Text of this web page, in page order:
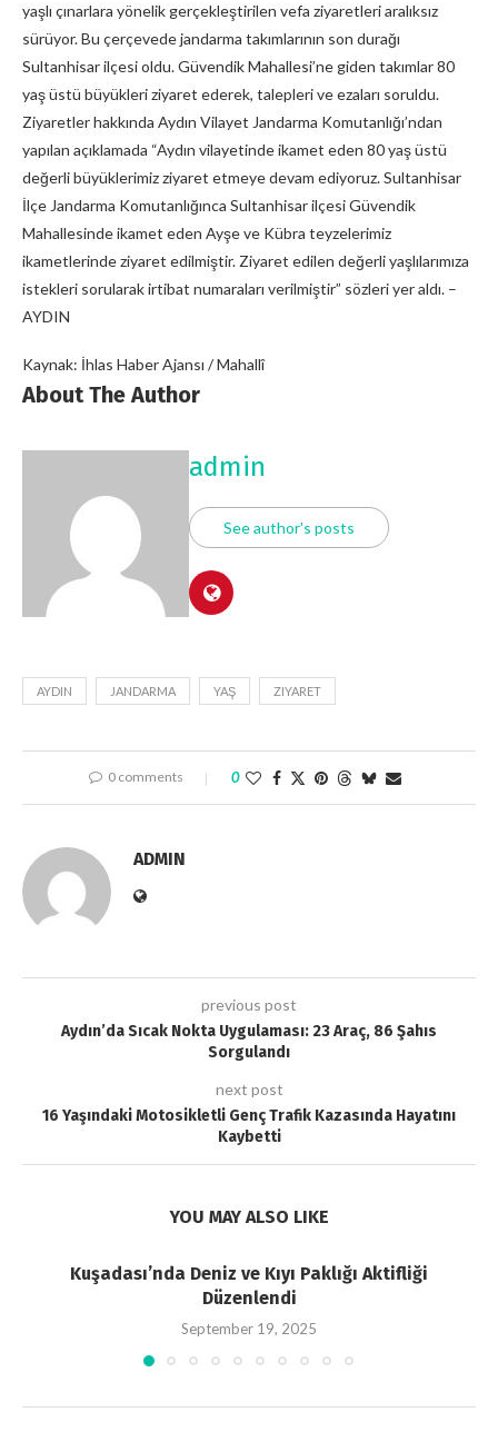
yaşlı çınarlara yönelik gerçekleştirilen vefa ziyaretleri aralıksız
sürüyor. Bu çerçevede jandarma takımlarının son durağı
Sultanhisar ilçesi oldu. Güvendik Mahallesi’ne giden takımlar 80
yaş üstü büyükleri ziyaret ederek, talepleri ve ezaları soruldu.
Ziyaretler hakkında Aydın Vilayet Jandarma Komutanlığı’ndan
yapılan açıklamada “Aydın vilayetinde ikamet eden 80 yaş üstü
değerli büyüklerimiz ziyaret etmeye devam ediyoruz. Sultanhisar
İlçe Jandarma Komutanlığınca Sultanhisar ilçesi Güvendik
Mahallesinde ikamet eden Ayşe ve Kübra teyzelerimiz
ikametlerinde ziyaret edilmiştir. Ziyaret edilen değerli yaşlılarımıza
istekleri sorularak irtibat numaraları verilmiştir” sözleri yer aldı. –
AYDIN
Kaynak: İhlas Haber Ajansı / Mahallî
About The Author
admin
See author's posts
AYDIN JANDARMA YAŞ ZIYARET
0 comments 0
ADMIN
previous post
Aydın’da Sıcak Nokta Uygulaması: 23 Araç, 86 Şahıs
Sorgulandı
next post
16 Yaşındaki Motosikletli Genç Trafik Kazasında Hayatını
Kaybetti
YOU MAY ALSO LIKE
Kuşadası’nda Deniz ve Kıyı Paklığı Aktifliği
Düzenlendi
September 19, 2025